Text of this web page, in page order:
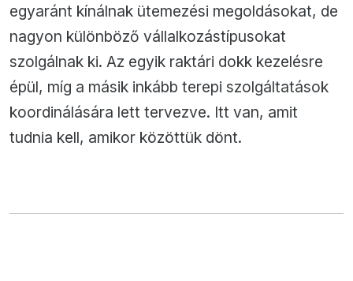
egyaránt kínálnak ütemezési megoldásokat, de
nagyon különböző vállalkozástípusokat
szolgálnak ki. Az egyik raktári dokk kezelésre
épül, míg a másik inkább terepi szolgáltatások
koordinálására lett tervezve. Itt van, amit
tudnia kell, amikor közöttük dönt.